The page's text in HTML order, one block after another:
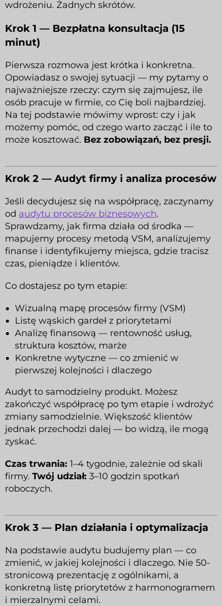
wdrożeniu. Żadnych skrótów.
Krok 1 — Bezpłatna konsultacja (15
minut)
Pierwsza rozmowa jest krótka i konkretna.
Opowiadasz o swojej sytuacji — my pytamy o
najważniejsze rzeczy: czym się zajmujesz, ile
osób pracuje w firmie, co Cię boli najbardziej.
Na tej podstawie mówimy wprost: czy i jak
możemy pomóc, od czego warto zacząć i ile to
może kosztować. Bez zobowiązań, bez presji.
Krok 2 — Audyt firmy i analiza procesów
Jeśli decydujesz się na współpracę, zaczynamy
od audytu procesów biznesowych.
Sprawdzamy, jak firma działa od środka —
mapujemy procesy metodą VSM, analizujemy
finanse i identyfikujemy miejsca, gdzie tracisz
czas, pieniądze i klientów.
Co dostajesz po tym etapie:
Wizualną mapę procesów firmy (VSM)
Listę wąskich gardeł z priorytetami
Analizę finansową — rentowność usług,
struktura kosztów, marże
Konkretne wytyczne — co zmienić w
pierwszej kolejności i dlaczego
Audyt to samodzielny produkt. Możesz
zakończyć współpracę po tym etapie i wdrożyć
zmiany samodzielnie. Większość klientów
jednak przechodzi dalej — bo widzą, ile mogą
zyskać.
Czas trwania: 1–4 tygodnie, zależnie od skali
firmy. Twój udział: 3–10 godzin spotkań
roboczych.
Krok 3 — Plan działania i optymalizacja
Na podstawie audytu budujemy plan — co
zmienić, w jakiej kolejności i dlaczego. Nie 50-
stronicową prezentację z ogólnikami, a
konkretną listę priorytetów z harmonogramem
i mierzalnymi celami.